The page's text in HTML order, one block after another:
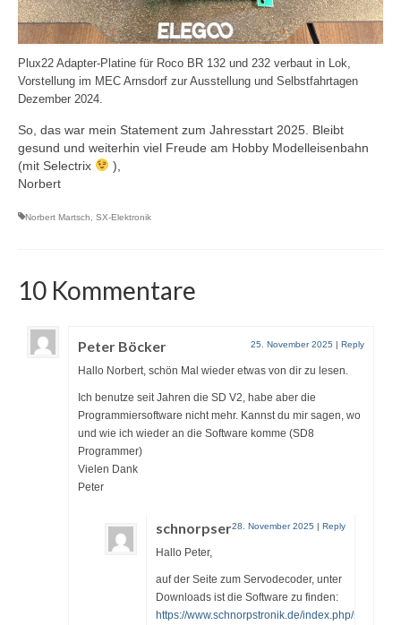
Piko VT4.12 / BR173 in Epoche V/VI-DB-
Farbgebung
Airbrush – Erfahrungswerte
MoBa-Blog
OpenDCC-Links
Kontakt
Gästebuch
Plux22 Adapter-Platine für Roco BR 132 und 232 verbaut in Lok,
Vorstellung im MEC Arnsdorf zur Ausstellung und Selbstfahrtagen
Dezember 2024.
So, das war mein Statement zum Jahresstart 2025. Bleibt
gesund und weiterhin viel Freude am Hobby Modelleisenbahn
(mit Selectrix
),
Norbert
Norbert Martsch SX-Elektronik
10 Kommentare
Peter Böcker 25. November 2025 | Reply
Hallo Norbert, schön Mal wieder etwas von dir zu lesen.
Ich benutze seit Jahren die SD V2, habe aber die
Programmiersoftware nicht mehr. Kannst du mir sagen, wo
und wie ich wieder an die Software komme (SD8
Programmer)
Vielen Dank
Peter
schnorpser28. November 2025 | Reply
Hallo Peter,
auf der Seite zum Servodecoder, unter
Downloads ist die Software zu finden:
https://www.schnorpstronik.de/index.php/selectrix-